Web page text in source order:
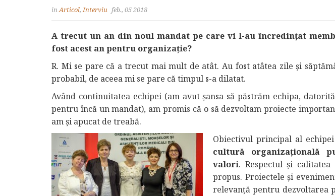
inArticol,Interviu feb., 05 2018
A trecut un an din noul mandat pe care vi l-auîncredințat
fost acest an pentru organizație?
R. Mi se pare că a trecut mai mult de atât. Au fost atâtea zile și
probabil, de aceea mi se pare că timpul s-a dilatat.
Având continuitatea echipei (am avut şansa să păstrăm echipa,
pentru încă un mandat), am promis că o să dezvoltam proiecte
am şi apucat de treabă.
Obiectivul principal al
cultură organizațională
valori. Respectul și
propus. Proiectele și
relevanță pentru dezvoltarea